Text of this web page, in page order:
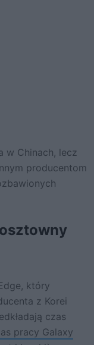
w Chinach, lecz
producentom
który
z Korei
czas
pracy Galaxy